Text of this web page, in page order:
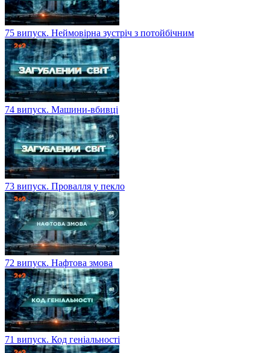
75 випуск. Неймовірна зустріч з потойбічним
74 випуск. Машини-вбивці
73 випуск. Провалля у пекло
72 випуск. Нафтова змова
71 випуск. Код геніальності